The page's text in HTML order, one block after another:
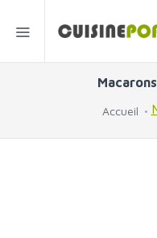
Accueil